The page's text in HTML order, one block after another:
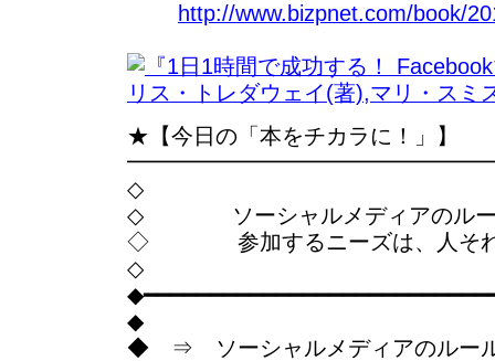
http://www.bizpnet.com/book/
★【今日の「本をチカラに！」】
◇
◇ ソーシャルメディアのルー
◇ 参加するニーズは、人それ
◇
◆
◆ ⇒ ソーシャルメディアのルー